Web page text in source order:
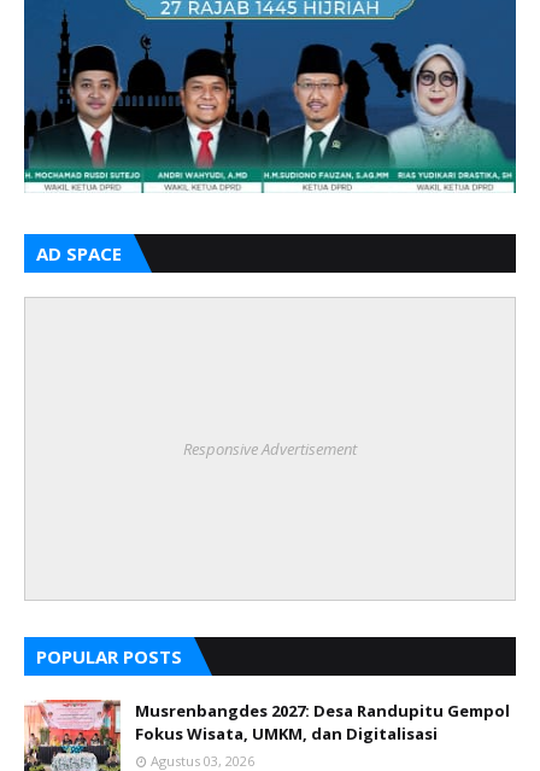
AD SPACE
Responsive Advertisement
POPULAR POSTS
Musrenbangdes 2027: Desa Randupitu Gempol
Fokus Wisata, UMKM, dan Digitalisasi
Agustus 03, 2026